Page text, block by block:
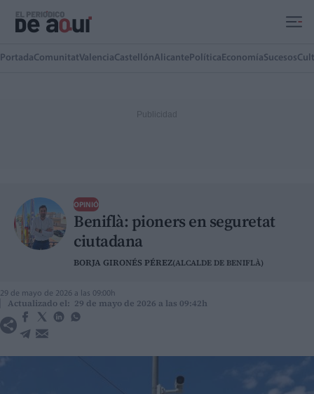
PortadaComunitatValenciaCastellónAlicante Política EconomíaSucesos
Beniflà: pioners en seguretat
ciutadana
OPINIÓ
BORJA GIRONÉS PÉREZ(ALCALDE DE BENIFLÀ)
29 de mayo de 2026 a las 09:00h
Actualizado el: 29 de mayo de 2026 a las 09:42h